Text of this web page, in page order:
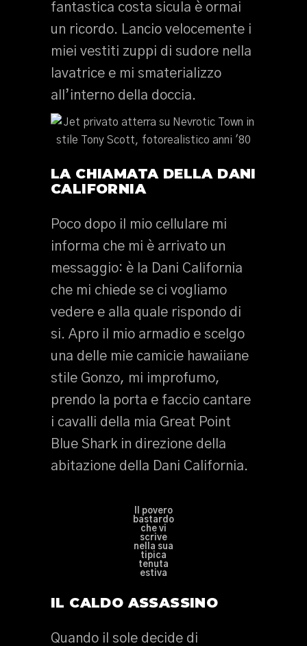
fantastica costa sicula è ormai
un ricordo. Lancio velocemente i
miei vestiti zuppi di sudore nella
lavatrice e mi smaterializzo
all’interno della doccia.
LA CHIAMATA DELLA DANI
CALIFORNIA
Poco dopo il mio cellulare mi
informa che mi è arrivato un
messaggio: è la Dani California
che mi chiede se ci vogliamo
vedere e alla quale rispondo di
si. Apro il mio armadio e scelgo
una delle mie camicie hawaiiane
stile Gonzo, mi improfumo,
prendo la porta e faccio cantare
i cavalli della mia Great Point
Blue Shark in direzione della
abitazione della Dani California.
Il povero
bastardo
che vi
scrive
nella sua
tipica
tenuta
estiva
IL CALDO ASSASSINO
Quando il sole decide di